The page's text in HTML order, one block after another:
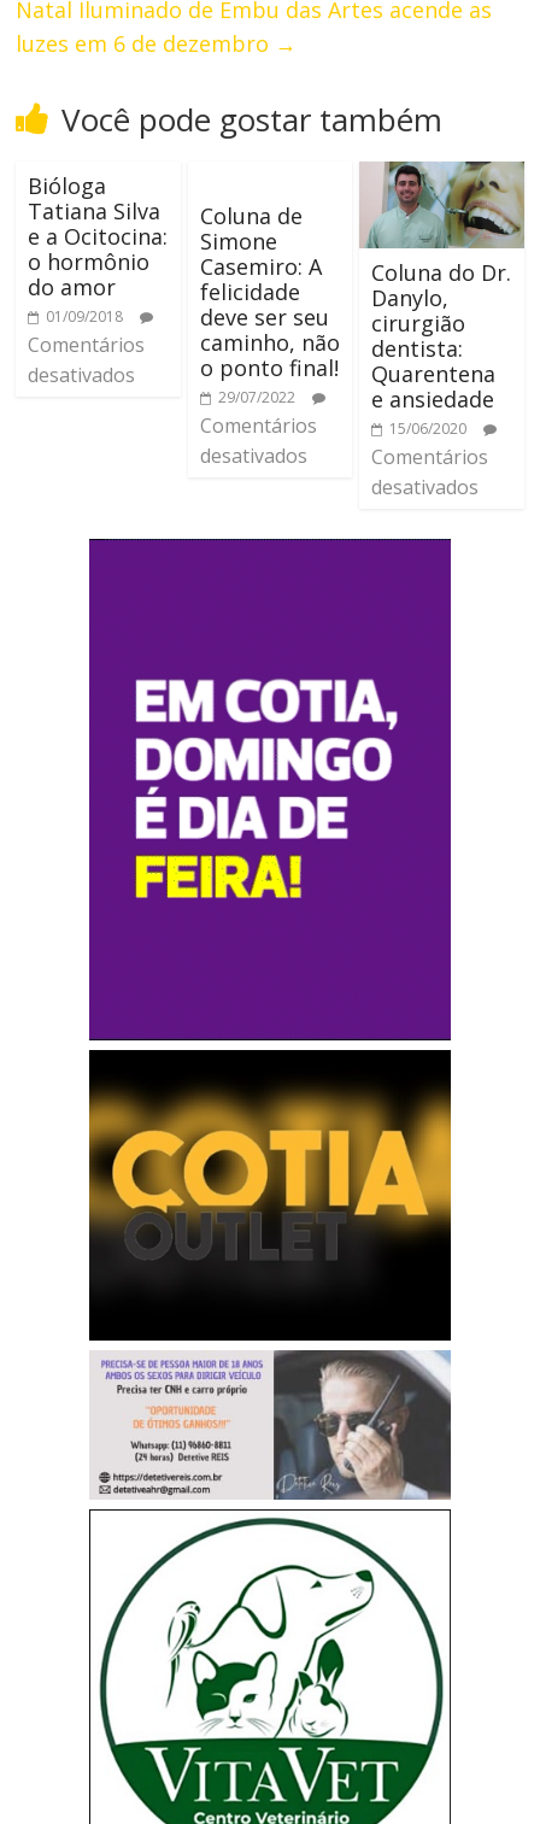
Natal Iluminado de Embu das Artes acende as
luzes em 6 de dezembro →
Você pode gostar também
Bióloga
Tatiana Silva
e a Ocitocina:
o hormônio
do amor
01/09/2018
Comentários
desativados
Coluna de
Simone
Casemiro: A
felicidade
deve ser seu
caminho, não
o ponto final!
29/07/2022
Comentários
desativados
Coluna do Dr.
Danylo,
cirurgião
dentista:
Quarentena
e ansiedade
15/06/2020
Comentários
desativados